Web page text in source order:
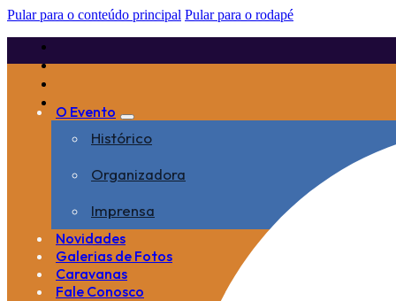
Pular para o conteúdo principal Pular para o rodapé
O Evento
Histórico
Organizadora
Imprensa
Novidades
Galerias de Fotos
Caravanas
Fale Conosco